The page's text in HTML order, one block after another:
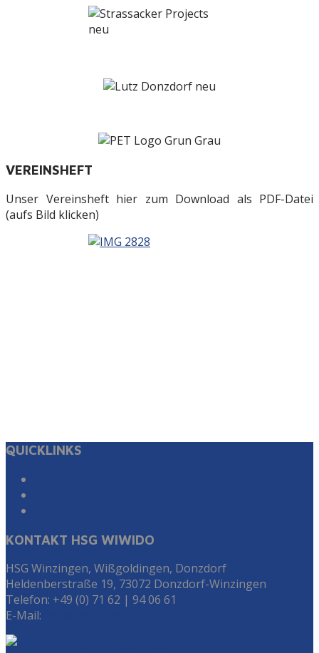
VEREINSHEFT
Unser Vereinsheft hier zum Download als PDF-Datei
(aufs Bild klicken)
QUICKLINKS
KONTAKT HSG WIWIDO
HSG Winzingen, Wißgoldingen, Donzdorf
Heldenberstraße 19, 73072 Donzdorf-Winzingen
Telefon: +49 (0) 71 62 | 94 06 61
E-Mail: